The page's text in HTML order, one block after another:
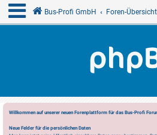
Bus-Profi GmbH Foren-Übersicht
Willkommen auf unserer neuen Forenplattform für das Bus-Profi
Neue Felder für die persönlichen Daten